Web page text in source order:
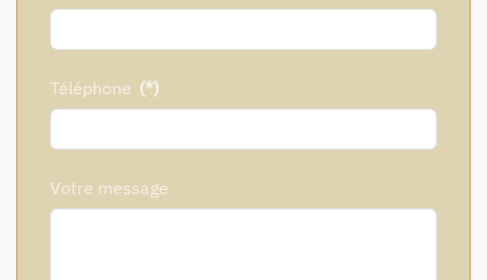
Téléphone (*)
Votre message